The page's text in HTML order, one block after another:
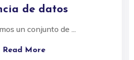
de datos
un conjunto de ...
Read More